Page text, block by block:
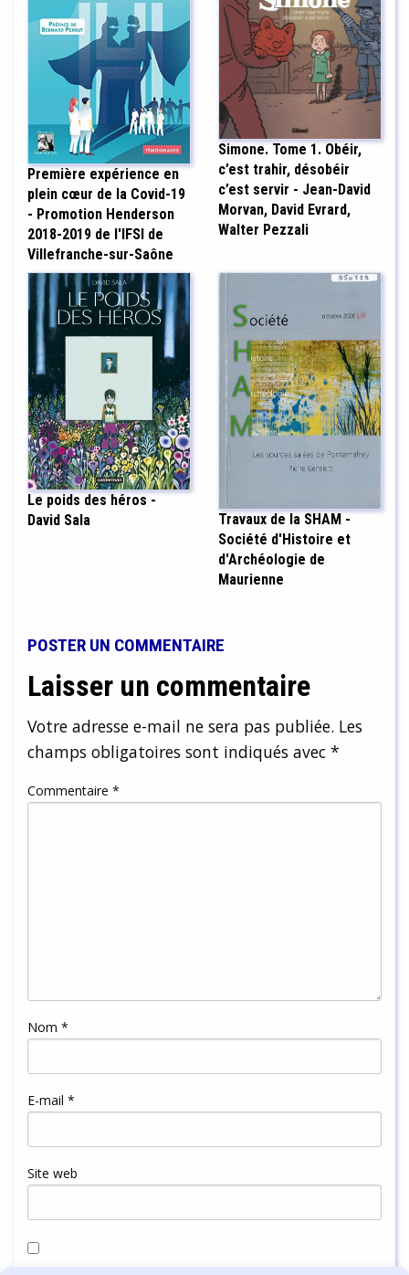
Première expérience en
plein cœur de la Covid-19
- Promotion Henderson
2018-2019 de l'IFSI de
Villefranche-sur-Saône
Simone. Tome 1. Obéir,
c’est trahir, désobéir
c’est servir - Jean-David
Morvan, David Evrard,
Walter Pezzali
Le poids des héros -
David Sala
Travaux de la SHAM -
Société d'Histoire et
d'Archéologie de
Maurienne
POSTER UN COMMENTAIRE
Laisser un commentaire
Votre adresse e-mail ne sera pas publiée. Les
champs obligatoires sont indiqués avec *
Commentaire *
Nom *
E-mail *
Site web